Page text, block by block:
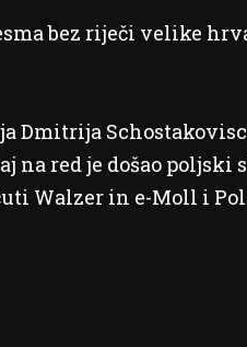
bez riječi velike
Dmitrija
na red je došao poljski
Walzer in e-Moll i